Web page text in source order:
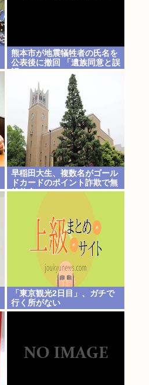
熊本市が地震犠牲者の氏名を
公表後に撤回 「遺族同意と誤
早稲田大生、複数名がゴール
ドカードのポイント詐欺で無
銭飲食
「東京観光2日目」、ガチで
行く所がない